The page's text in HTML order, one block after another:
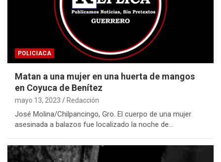
POLICIACA
Matan a una mujer en una huerta de mangos
en Coyuca de Benítez
mayo 13, 2023 Redacción
José Molina/Chilpancingo, Gro. El cuerpo de una mujer
asesinada a balazos fue localizado la noche de…